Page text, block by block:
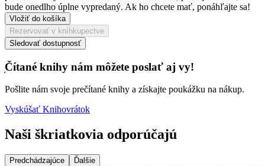
bude onedlho úplne vypredaný. Ak ho chcete mať, ponáhľajte sa!
Vložiť do košíka
Rezervovať v kníhkupectve
Sledovať dostupnosť
Čítané knihy nám môžete poslať aj vy!
Pošlite nám svoje prečítané knihy a získajte poukážku na nákup.
Vyskúšať Knihovrátok
Naši škriatkovia odporúčajú
Predchádzajúce Ďalšie